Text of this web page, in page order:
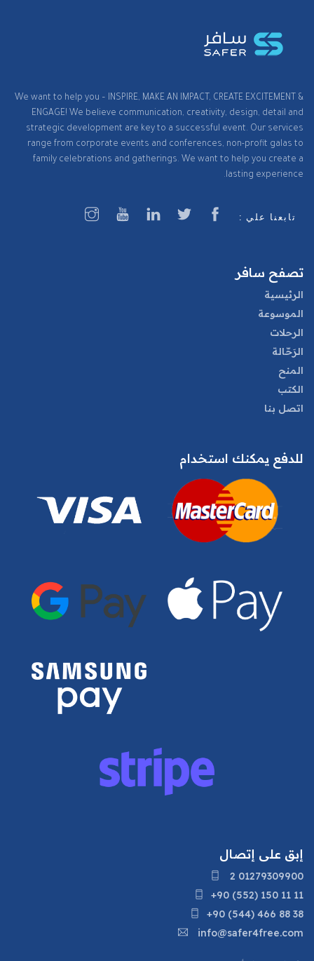
We want to help you – INSPIRE, MAKE AN IMPACT, CREATE EXCITEMENT &
ENGAGE! We believe communication, creativity, design, detail and
strategic development are key to a successful event. Our services
range from corporate events and conferences, non-profit galas to
family celebrations and gatherings. We want to help you create a
lasting experience.
تابعنا علي :
تصفح سافر
الرئيسية
الموسوعة
الرحلات
الرَحّالة
المنح
الكتب
اتصل بنا
للدفع يمكنك استخدام
إبق على إتصال
2 01279309900
+90 (552) 150 11 11
+90 (544) 466 88 38
info@safer4free.com